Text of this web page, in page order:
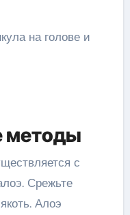
методы
с
Срежьте
Алоэ